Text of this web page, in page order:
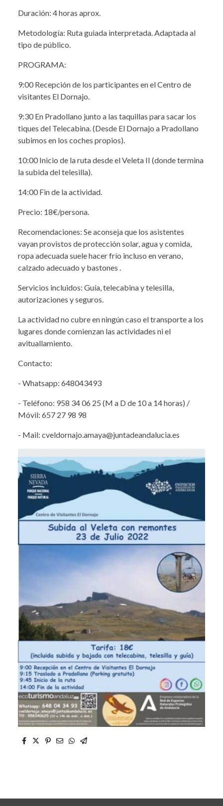
Duración: 4 horas aprox.
Metodología: Ruta guiada interpretada. Adaptada al
tipo de público.
PROGRAMA:
9:00 Recepción de los participantes en el Centro de
visitantes El Dornajo.
9:30 En Pradollano junto a las taquillas para sacar los
tiques del Telecabina. (Desde El Dornajo a Pradollano
subimos en los coches propios).
10:00 Inicio de la ruta desde el Veleta II (donde termina
la subida del telesilla).
14:00 Fin de la actividad.
Precio: 18€/persona.
Recomendaciones: Se aconseja que los asistentes
vayan provistos de protección solar, agua y comida,
ropa adecuada suele hacer frío incluso en verano,
calzado adecuado y bastones .
Servicios incluidos: Guía, telecabina y telesilla,
autorizaciones y seguros.
La actividad no cubre en ningún caso el transporte a los
lugares donde comienzan las actividades ni el
avituallamiento.
Contacto:
- Whatsapp: 648043493
- Teléfono: 958 34 06 25 (M a D de 10 a 14 horas) /
Móvil: 657 27 98 98
- Mail: cveldornajo.amaya@juntadeandalucia.es